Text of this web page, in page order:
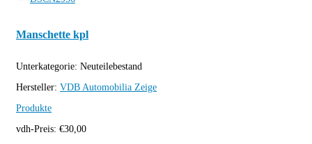
Manschette kpl
Unterkategorie: Neuteilebestand
Hersteller: VDB Automobilia Zeige
Produkte
vdh-Preis: €30,00